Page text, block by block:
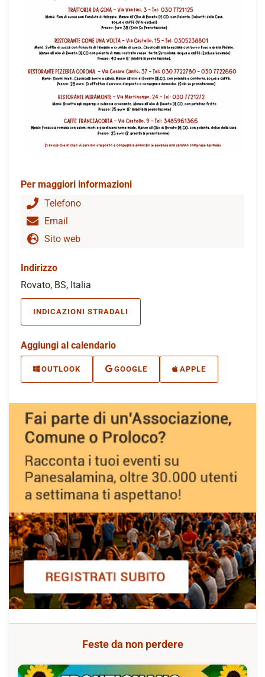
Per maggiori informazioni
Telefono
Email
Sito web
Indirizzo
Rovato, BS, Italia
INDICAZIONI STRADALI
Aggiungi al calendario
OUTLOOK GOOGLE APPLE
Feste da non perdere